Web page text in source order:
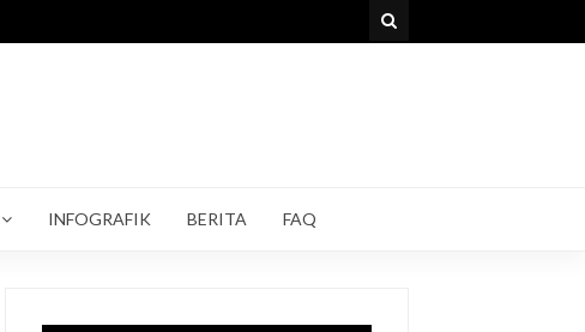
INFOGRAFIK BERITA FAQ